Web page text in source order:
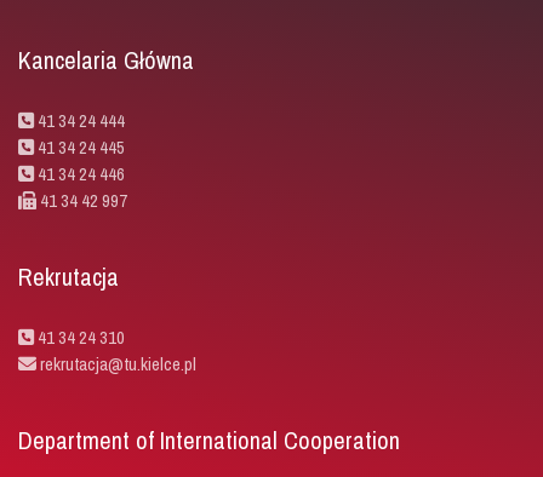
Kancelaria Główna
41 34 24 444
41 34 24 445
41 34 24 446
41 34 42 997
Rekrutacja
41 34 24 310
rekrutacja@tu.kielce.pl
Department of International Cooperation